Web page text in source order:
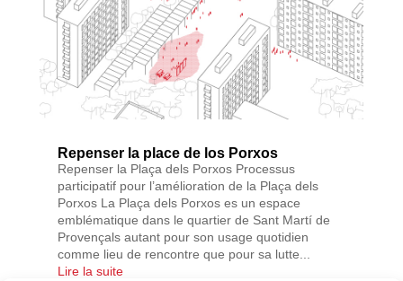
Repenser la place de los Porxos
Repenser la Plaça dels Porxos Processus
participatif pour l’amélioration de la Plaça dels
Porxos La Plaça dels Porxos es un espace
emblématique dans le quartier de Sant Martí de
Provençals autant pour son usage quotidien
comme lieu de rencontre que pour sa lutte...
Lire la suite